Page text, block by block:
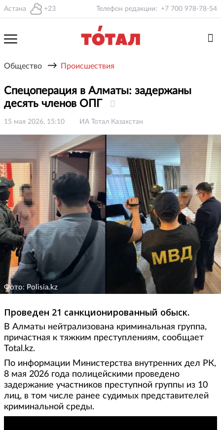
Астана +23 Телефон редакции: +7 700 978-78-54
Общество → Происшествия
Спецоперация в Алматы: задержаны
десять членов ОПГ
15 мая 2026, 15:10 ИА Тотал Казахстан
Фото: Polisia.kz
Проведен 21 санкционированный обыск.
В Алматы нейтрализована криминальная группа,
причастная к тяжким преступлениям, сообщает
Total.kz.
По информации Министерства внутренних дел РК,
8 мая 2026 года полицейскими проведено
задержание участников преступной группы из 10
лиц, в том числе ранее судимых представителей
криминальной среды.